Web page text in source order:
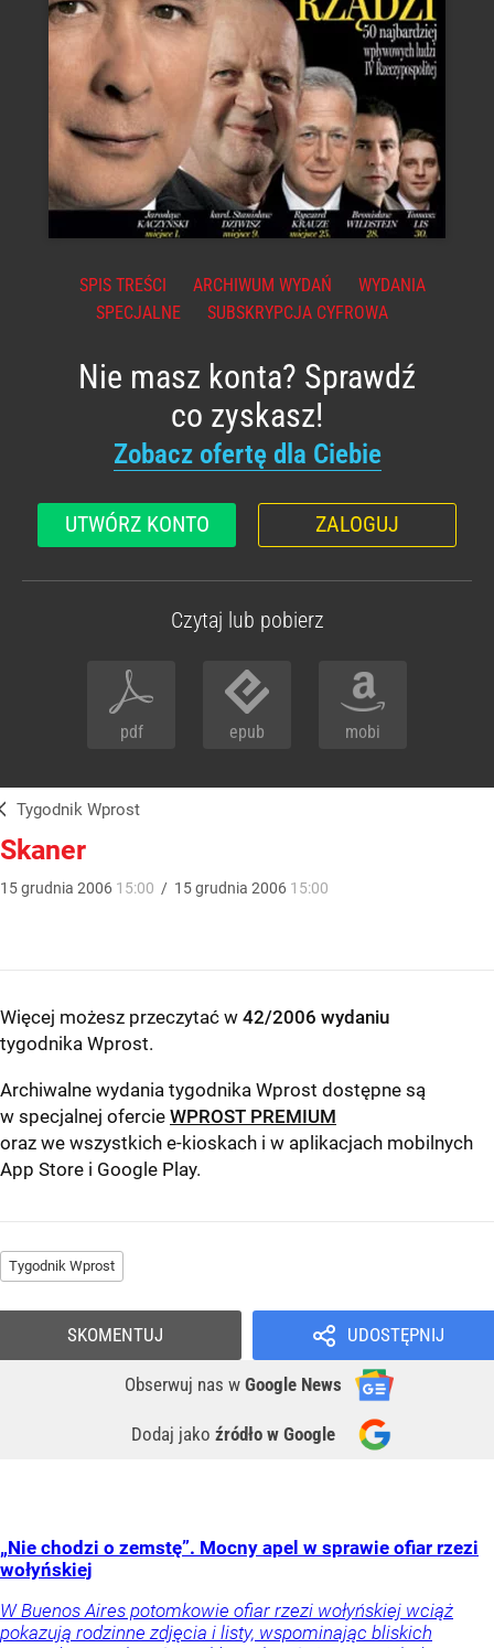
SPIS TREŚCI ARCHIWUM WYDAŃ
WYDANIA
SPECJALNE
SUBSKRYPCJA CYFROWA
Nie masz konta? Sprawdź
co zyskasz!
Zobacz ofertę dla Ciebie
UTWÓRZ KONTO ZALOGUJ
Czytaj lub pobierz
pdf epub mobi
Tygodnik Wprost
Skaner
15grudnia 2006 15:00 / 15grudnia 2006 15:00
Więcej możesz przeczytać w 42/2006 wydaniu
tygodnika Wprost.
Archiwalne wydania tygodnika Wprost dostępne są
w specjalnej ofercie WPROST PREMIUM
oraz we wszystkich e-kioskach i w aplikacjach mobilnych
App Store i Google Play.
Tygodnik Wprost
UDOSTĘPNIJ
Obserwuj nas w Google News
Dodaj jako źródło w Google
SKOMENTUJ
„Nie chodzi o zemstę”. Mocny apel w sprawie ofiar rzezi
wołyńskiej
W Buenos Aires potomkowie ofiar rzezi wołyńskiej wciąż
pokazują rodzinne zdjęcia i listy, wspominając bliskich